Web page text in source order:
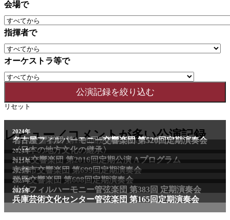
会場で
指揮者で
オーケストラ等で
リセット
レビュー／コメントが多い公演記録
2011年
NHK交響楽団 第1706回定期公演Aプログラム
2024年
名古屋フィルハーモニー交響楽団 第520回定期演奏会
〈日本の地方文化の継承〉
2024年
NHK交響楽団 第2016回定期公演 Aプログラム
2025年
京都市交響楽団 第699回定期演奏会
2025年
群馬交響楽団 第608回定期演奏会
2025年
仙台フィルハーモニー管弦楽団 第383回 定期演奏会
2025年
兵庫芸術文化センター管弦楽団 第165回定期演奏会